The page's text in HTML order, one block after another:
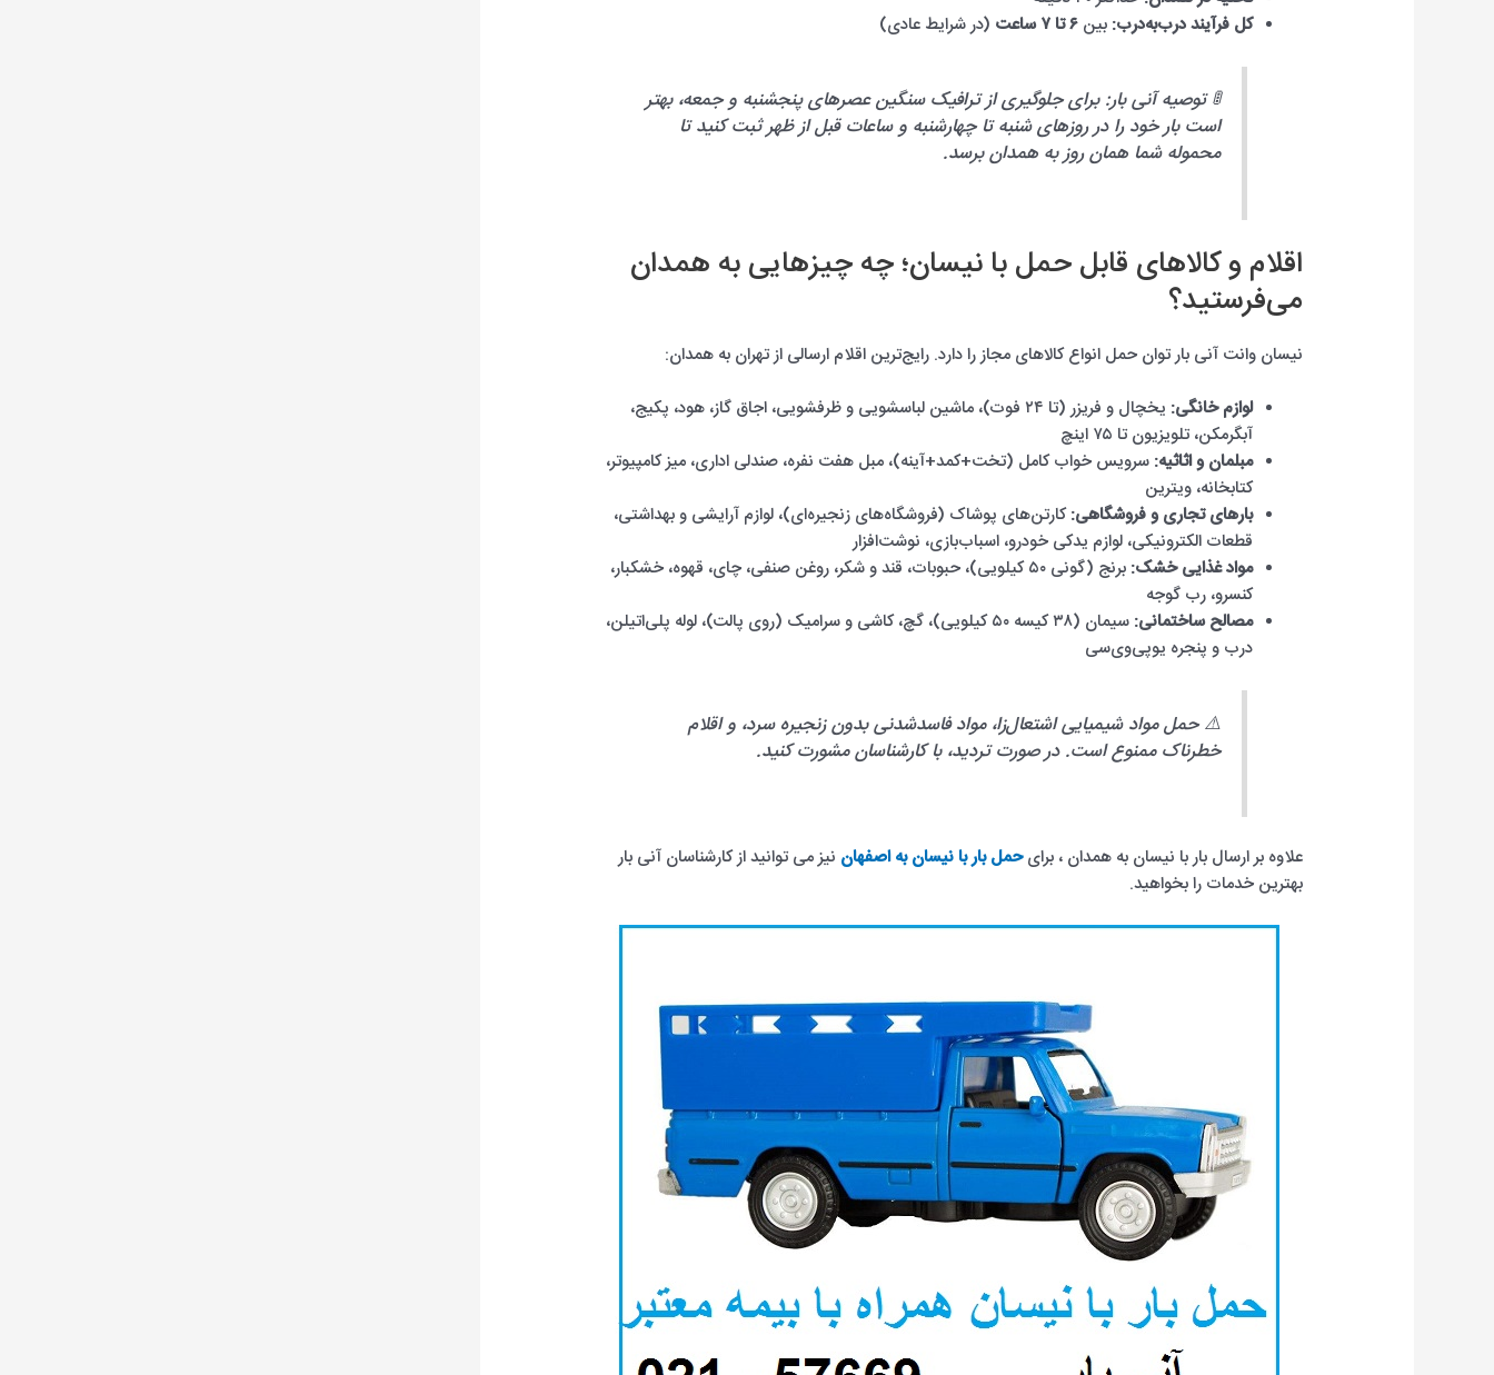
کل فرآیند درب‌به‌درب: بین۶ تا ۷ ساعت (در شرایط عادی)
🚦 توصیه آنی بار: برای جلوگیری از ترافیک سنگین عصرهای پنجشنبه و جمعه، بهتر
است بار خود را در روزهای شنبه تا چهارشنبه و ساعات قبل از ظهر ثبت کنید تا
محموله شما همان روز به همدان برسد.
اقلام و کالاهای قابل حمل با نیسان؛ چه چیزهایی به همدان
می‌فرستید؟
نیسان وانت آنی بار توان حمل انواع کالاهای مجاز را دارد. رایج‌ترین اقلام ارسالی از تهران به همدان:
لوازم خانگی:
یخچال و فریزر (تا ۲۴ فوت)، ماشین لباسشویی و ظرفشویی، اجاق گاز، هود، پکیج،
آبگرمکن، تلویزیون تا ۷۵ اینچ
مبلمان و اثاثیه: سرویس خواب کامل (تخت+کمد+آینه)، مبل هفت نفره، صندلی اداری، میز کامپیوتر،
کتابخانه، ویترین
بارهای تجاری و فروشگاهی:کارتن‌های پوشاک (فروشگاه‌های زنجیره‌ای)، لوازم آرایشی و بهداشتی،
قطعات الکترونیکی، لوازم یدکی خودرو، اسباب‌بازی، نوشت‌افزار
مواد غذایی خشک:
برنج (گونی ۵۰ کیلویی)، حبوبات، قند و شکر، روغن صنفی، چای، قهوه، خشکبار،
کنسرو، رب گوجه
مصالح ساختمانی:
سیمان (۳۸ کیسه ۵۰ کیلویی)، گچ، کاشی و سرامیک (روی پالت)، لوله پلی‌اتیلن،
درب و پنجره یوپی‌وی‌سی
⚠️ حمل مواد شیمیایی اشتعال‌زا، مواد فاسدشدنی بدون زنجیره سرد، و اقلام
خطرناک ممنوع است. در صورت تردید، با کارشناسان مشورت کنید.
علاوه بر ارسال بار با نیسان به همدان ، برایحمل بار با نیسان به اصفهان نیز می توانید از کارشناسان آنی بار
بهترین خدمات را بخواهید.